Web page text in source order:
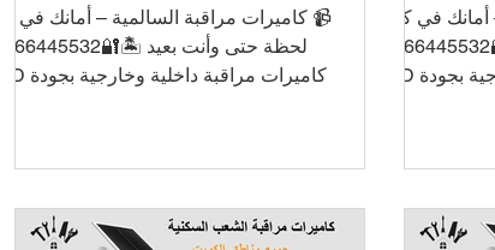
في كل
لحظة حتى وأنت بعيد 🏝️🔐66445532
كاميرات مراقبة داخلية وخارجية بجودة HD
كاميرات
📹 كاميرات مراقبة السالمية – أمانك في كل
لحظة حتى وأنت بعيد 🏝️🔐66445532
كاميرات مراقبة داخلية وخارجية بجودة HD
اليوم 📞 اطلب الآن خدمة تركيب كاميرات